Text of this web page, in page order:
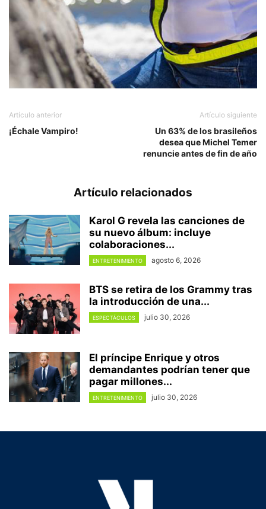
Artículo anterior
¡Échale Vampiro!
Artículo siguiente
Un 63% de los brasileños
desea que Michel Temer
renuncie antes de fin de año
Artículo relacionados
Karol G revela las canciones de
su nuevo álbum: incluye
colaboraciones...
ENTRETENIMIENTO agosto 6, 2026
BTS se retira de los Grammy tras
la introducción de una...
ESPECTÁCULOS julio 30, 2026
El príncipe Enrique y otros
demandantes podrían tener que
pagar millones...
ENTRETENIMIENTO julio 30, 2026